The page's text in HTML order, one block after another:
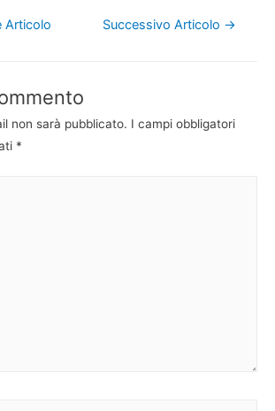
Articolo Successivo Articolo →
non sarà pubblicato. I campi obbligatori
*